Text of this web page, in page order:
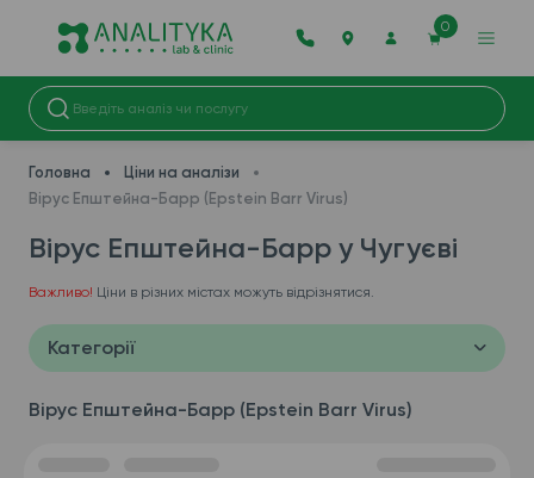
0
Головна
Ціни на аналізи
Вірус Епштейна-Барр (Epstein Barr Virus)
Вірус Епштейна-Барр у Чугуєві
Важливо! Ціни в різних містах можуть відрізнятися.
Категорії
Вірус Епштейна-Барр (Epstein Barr Virus)